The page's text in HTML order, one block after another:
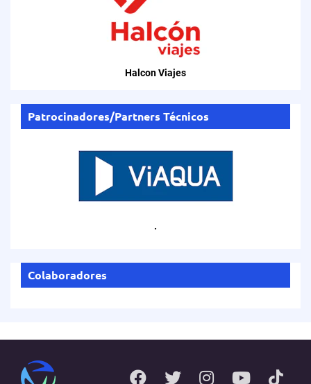
Halcon Viajes
Patrocinadores/Partners Técnicos
.
Colaboradores